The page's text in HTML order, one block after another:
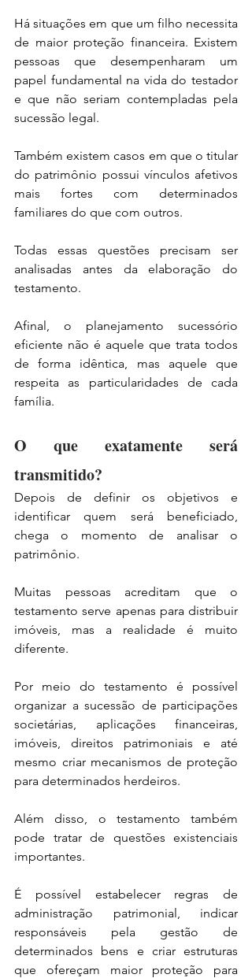
Há situações em que um filho necessita
de maior proteção financeira. Existem
pessoas que desempenharam um
papel fundamental na vida do testador
e que não seriam contempladas pela
sucessão legal.
Também existem casos em que o titular
do patrimônio possui vínculos afetivos
mais fortes com determinados
familiares do que com outros.
Todas essas questões precisam ser
analisadas antes da elaboração do
testamento.
Afinal, o planejamento sucessório
eficiente não é aquele que trata todos
de forma idêntica, mas aquele que
respeita as particularidades de cada
família.
O que exatamente será
transmitido?
Depois de definir os objetivos e
identificar quem será beneficiado,
chega o momento de analisar o
patrimônio.
Muitas pessoas acreditam que o
testamento serve apenas para distribuir
imóveis, mas a realidade é muito
diferente.
Por meio do testamento é possível
organizar a sucessão de participações
societárias, aplicações financeiras,
imóveis, direitos patrimoniais e até
mesmo criar mecanismos de proteção
para determinados herdeiros.
Além disso, o testamento também
pode tratar de questões existenciais
importantes.
É possível estabelecer regras de
administração patrimonial, indicar
responsáveis pela gestão de
determinados bens e criar estruturas
que ofereçam maior proteção para